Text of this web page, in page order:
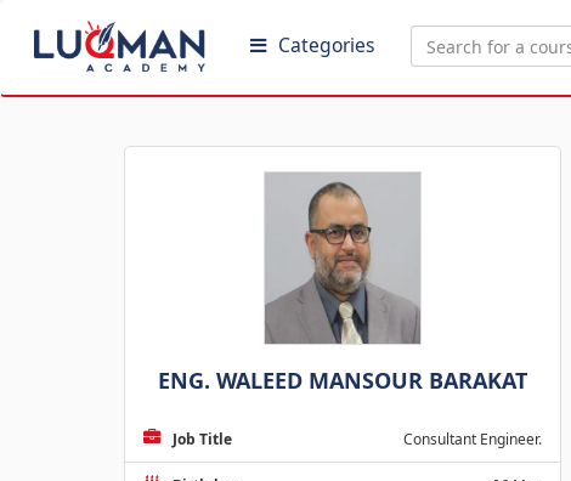
Categories
ENG. WALEED MANSOUR BARAKAT
Job Title Consultant Engineer.